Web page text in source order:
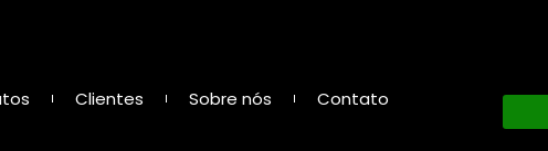
Clientes Sobre nós Contato